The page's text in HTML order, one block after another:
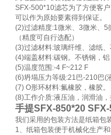
SFX-500*10滤芯为了方便客
可以作为原始要素得到保证。
(2)过滤精度:1微米、3微米、
（精度可自行选配）
(3)过滤材料:玻璃纤维、滤纸
(4)端盖材料:碳钢。不锈钢，
(5)温度范围:-4 F~212 F
(6)坍塌压力等级:21巴-210巴(
(7) O形环材料:氟橡胶，橡胶。
(8)工作介质:液压油，润滑油
手提SFX-850*20
我们采用的包装方法是纸箱包
1、纸箱包装便于机械化生产